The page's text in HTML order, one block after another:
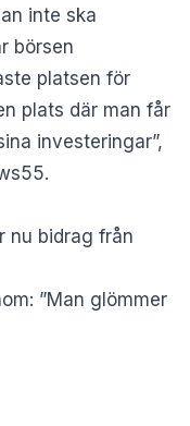
inte ska
börsen
platsen för
plats där man får
investeringar”,
nu bidrag från
”Man glömmer